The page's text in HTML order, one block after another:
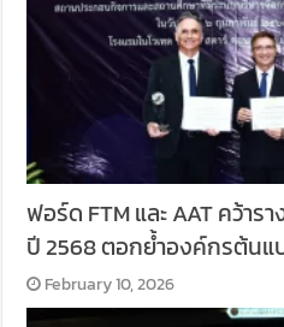
ฟอร์ด FTM และ AAT คว้าร
ปี 2568 ตอกย้ำองค์กรต้น
February 10, 2026